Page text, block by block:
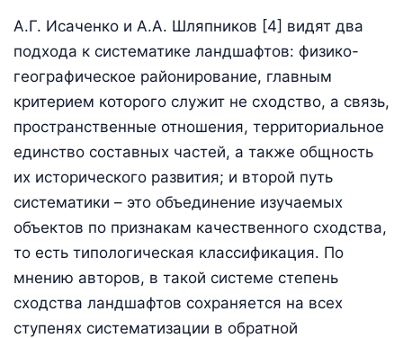
А.Г. Исаченко и А.А. Шляпников [4] видят два
подхода к систематике ландшафтов: физико-
географическое районирование, главным
критерием которого служит не сходство, а связь,
пространственные отношения, территориальное
единство составных частей, а также общность
их исторического развития; и второй путь
систематики – это объединение изучаемых
объектов по признакам качественного сходства,
то есть типологическая классификация. По
мнению авторов, в такой системе степень
сходства ландшафтов сохраняется на всех
ступенях систематизации в обратной